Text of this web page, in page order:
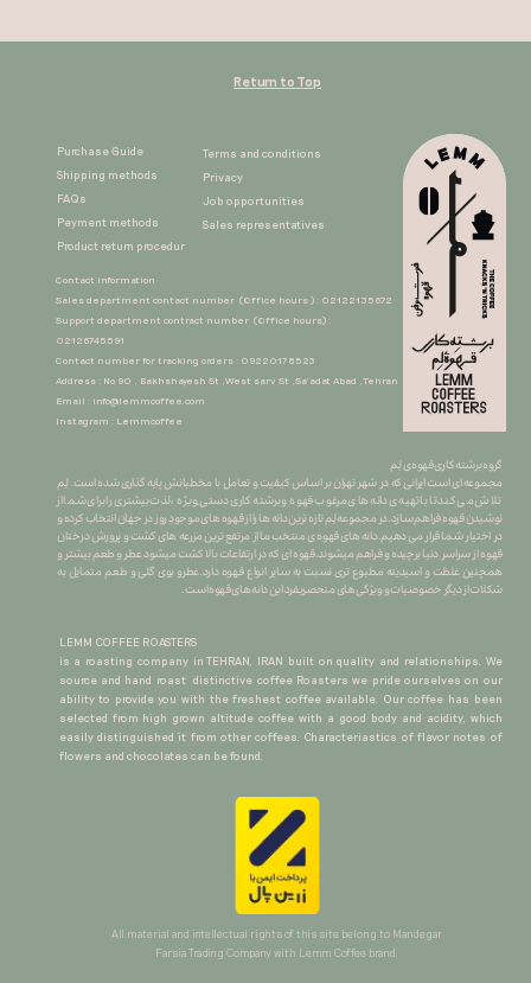
گروه برشته کاری قهوه ی لِم
​​​​​​​مجموعه ای است ایرانی که در شهر تهران بر اساس کیفیت و تعامل با مخطبانش پایه گذاری شده است. لِم
تلاش می کند تا با تهیه ی دانه های مرغوب قهوه و برشته کاری دستی ِ ویژه ، لذت بیشتری را برای شما از
نوشیدن قهوه فراهم سازد.در مجموعه لِم تازه ترین دانه ها را از قهوه های موجودِ روز در جهان انتخاب کرده و
در اختیار شما قرار می دهیم.دانه های قهوه ی منتخب ما از مرتفع ترین مزرعه های کشت و پرورش درختان
قهوه از سراسر دنیا برچیده و فراهم میشوند.قهوه ای که در ارتفاعات بالا کشت میشود عطر و طعم بیشتر و
همچنین غلظت و اسیدیته مطبوع تری نسبت به سایر انواع قهوه دارد.عطرو بوی گلی و طعم متمایل به
شکلات از دیگر خصوصیات و ویژگی های منحصربفرد این دانه های قهوه است.
LEMM COFFEE ROASTERS
is a roasting company in TEHRAN, IRAN built on quality and relationships. We
source and hand roast distinctive coffee Roasters we pride ourselves on our
ability to provide you with the freshest coffee available. Our coffee has been
selected from high grown altitude coffee with a good body and acidity, which
easily distinguished it from other coffees. Characteriastics of flavor notes of
flowers and chocolates can be found.
All material and intellectual rights of this site belong to Mandegar
Farsia Trading Company with Lemm Coffee brand.​​​​​​​
Purchase Guide
Shipping methods
FAQs
Peyment methods
Product return procedur​​​​​​​
Terms and conditions
Privacy
Job opportunities
Sales representatives​​​​​​​
Contact information
Sales department contact number (Office hours ) : 02122135672
Support department contract number (Office hours) :
02126745591
Contact number for tracking orders : 09220178523
Address : No.90 , Bakhshayesh St ,West sarv St ,Sa'adat Abad ,Tehran
Email : info@lemmcoffee.com
Instagram : Lemmcoffee
Return to Top